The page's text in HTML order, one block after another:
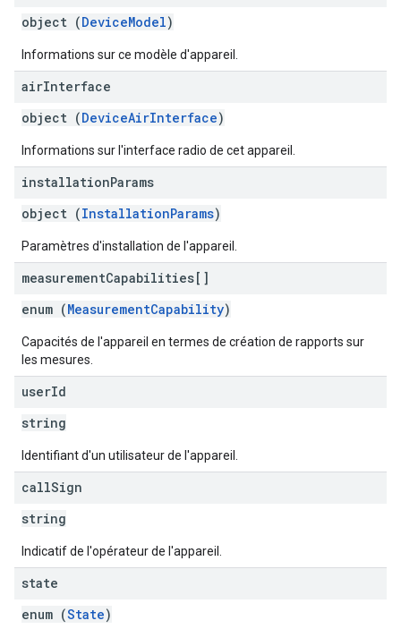
object (DeviceModel)
Informations sur ce modèle d'appareil.
airInterface
object (DeviceAirInterface)
Informations sur l'interface radio de cet appareil.
installationParams
object (InstallationParams)
Paramètres d'installation de l'appareil.
measurementCapabilities[]
enum (MeasurementCapability)
Capacités de l'appareil en termes de création de rapports sur
les mesures.
userId
string
Identifiant d'un utilisateur de l'appareil.
callSign
string
Indicatif de l'opérateur de l'appareil.
state
enum (State)